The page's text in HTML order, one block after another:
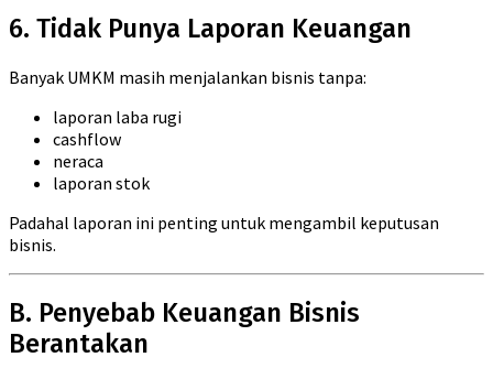
6. Tidak Punya Laporan Keuangan
Banyak UMKM masih menjalankan bisnis tanpa:
laporan laba rugi
cashflow
neraca
laporan stok
Padahal laporan ini penting untuk mengambil keputusan
bisnis.
B. Penyebab Keuangan Bisnis
Berantakan